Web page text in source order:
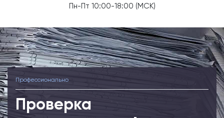
Пн-Пт 10:00-18:00 (МСК)
Профессионально
Проверка